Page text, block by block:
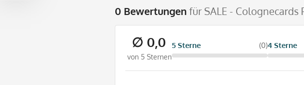
0 Bewertungen für SALE - Colognecards
∅ 0,0
von 5 Sternen
5 Sterne (0)4 Sterne